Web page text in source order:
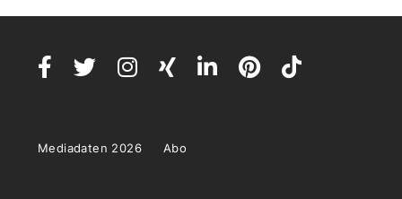
Mediadaten 2026 Abo